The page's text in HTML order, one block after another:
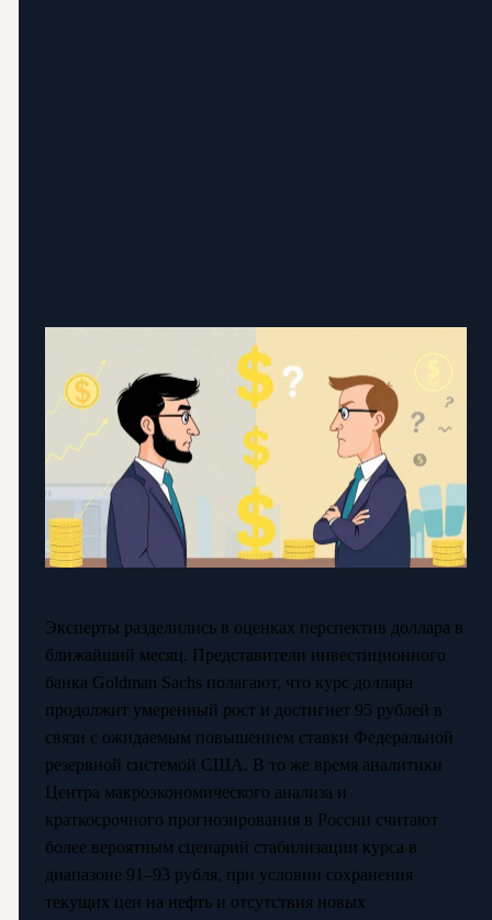
Эксперты разделились в оценках перспектив доллара в
ближайший месяц. Представители инвестиционного
банка Goldman Sachs полагают, что курс доллара
продолжит умеренный рост и достигнет 95 рублей в
связи с ожидаемым повышением ставки Федеральной
резервной системой США. В то же время аналитики
Центра макроэкономического анализа и
краткосрочного прогнозирования в России считают
более вероятным сценарий стабилизации курса в
диапазоне 91–93 рубля, при условии сохранения
текущих цен на нефть и отсутствия новых